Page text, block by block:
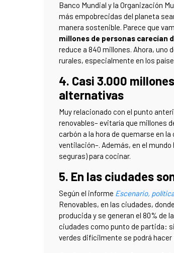
Banco Mundial y la Organización
más empobrecidas del planeta
manera sostenible. Parece que
millones de personas carecían
reduce a 840 millones. Ahora, uno
rurales, especialmente en los
4. Casi 3.000
alternativas
Muy relacionado con el punto
renovables– evitaría que millones
carbón a la hora de quemarse en
ventilación–. Además, en el
seguras) para cocinar.
5. En las ciudades
Según el informe Escenario,
Renovables, en las ciudades,
producida y se generan el 80% de
ciudades como punto de partida:
verdes difícilmente se podrá